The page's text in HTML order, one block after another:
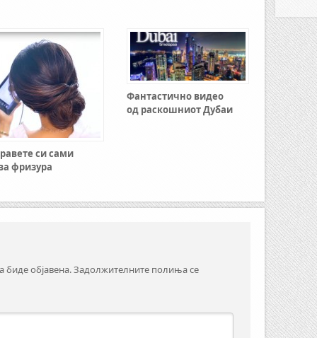
си сами
фризура
Фантастично видео
од раскошниот Дубаи
биде објавена.Задолжителните полиња се